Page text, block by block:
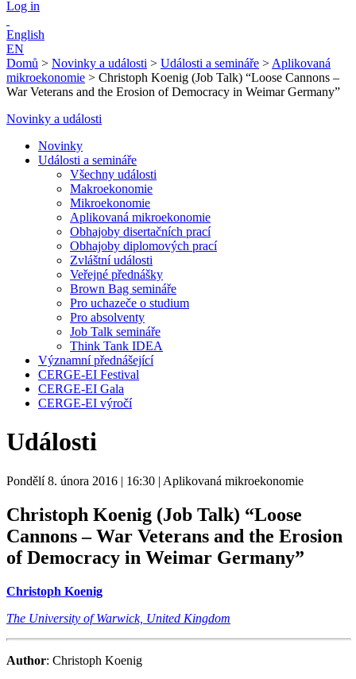
Log in
English
EN
Domů > Novinky a události > Události a semináře > Aplikovaná
mikroekonomie > Christoph Koenig (Job Talk) “Loose Cannons –
War Veterans and the Erosion of Democracy in Weimar Germany”
Novinky a události
Novinky
Události a semináře
Všechny události
Makroekonomie
Mikroekonomie
Aplikovaná mikroekonomie
Obhajoby disertačních prací
Obhajoby diplomových prací
Zvláštní události
Veřejné přednášky
Brown Bag semináře
Pro uchazeče o studium
Pro absolventy
Job Talk semináře
Think Tank IDEA
Významní přednášející
CERGE-EI Festival
CERGE-EI Gala
CERGE-EI výročí
Události
Pondělí 8. února 2016 | 16:30 | Aplikovaná mikroekonomie
Christoph Koenig (Job Talk) “Loose
Cannons – War Veterans and the Erosion
of Democracy in Weimar Germany”
Christoph Koenig
The University of Warwick, United Kingdom
Author: Christoph Koenig